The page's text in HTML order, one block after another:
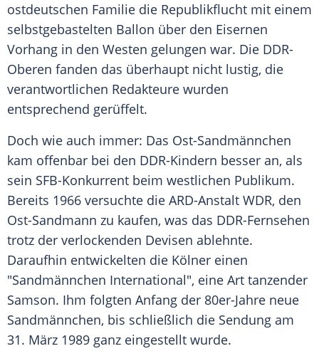
ostdeutschen Familie die Republikflucht mit einem
selbstgebastelten Ballon über den Eisernen
Vorhang in den Westen gelungen war. Die DDR-
Oberen fanden das überhaupt nicht lustig, die
verantwortlichen Redakteure wurden
entsprechend gerüffelt.
Doch wie auch immer: Das Ost-Sandmännchen
kam offenbar bei den DDR-Kindern besser an, als
sein SFB-Konkurrent beim westlichen Publikum.
Bereits 1966 versuchte die ARD-Anstalt WDR, den
Ost-Sandmann zu kaufen, was das DDR-Fernsehen
trotz der verlockenden Devisen ablehnte.
Daraufhin entwickelten die Kölner einen
"Sandmännchen International", eine Art tanzender
Samson. Ihm folgten Anfang der 80er-Jahre neue
Sandmännchen, bis schließlich die Sendung am
31. März 1989 ganz eingestellt wurde.